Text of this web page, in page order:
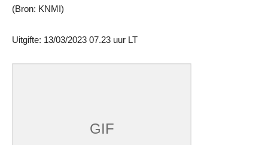
(Bron: KNMI)
Uitgifte: 13/03/2023 07.23 uur LT